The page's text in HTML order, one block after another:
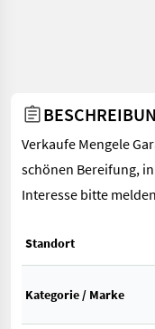
Verkaufe Mengele
schönen Bereifung,
Interesse bitte
Standort
Kategorie / Marke